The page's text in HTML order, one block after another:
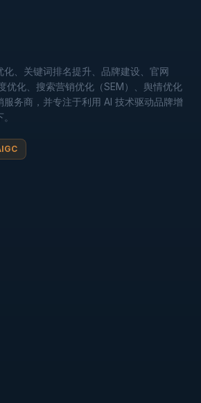
化、关键词排名提升、品牌建设、官网
优化、搜索营销优化（SEM）、舆情优化
务商，并专注于利用 AI 技术驱动品牌增